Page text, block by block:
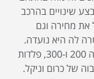
שינויים בהרכב
את מחירה וגם
לה היא נועדה.
הסוג הנפוץ ביותר הם הפלב"מ מסדרה 200 ו-300, פלדות
של כרום וניקל.